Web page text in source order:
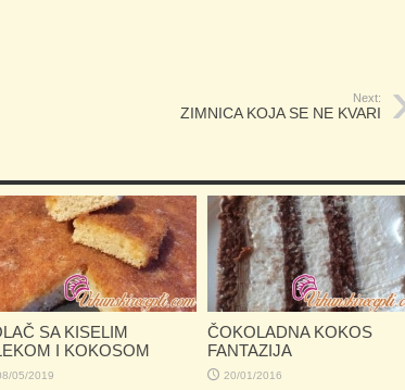
Next:
ZIMNICA KOJA SE NE KVARI
SA KISELIM
I KOKOSOM
05/2019
ČOKOLADNA KOKOS
FANTAZIJA
20/01/2016